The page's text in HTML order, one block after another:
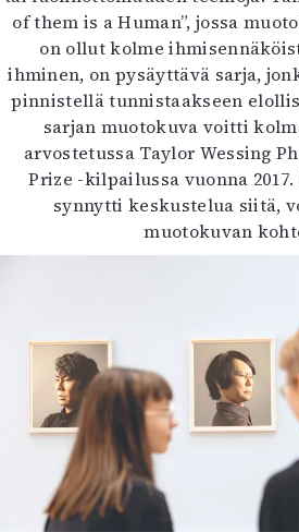
of them is a Human”, jossa
on ollut kolme
ihminen, on pysäyttävä sarja,
pinnistellä tunnistaakseen
sarjan muotokuva voitti
arvostetussa Taylor Wessing
Prize -kilpailussa vuonna
synnytti keskustelua siitä,
muotokuvan